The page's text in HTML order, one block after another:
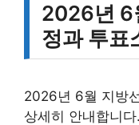
2026년 6
정과 투표
2026년 6월 지방
상세히 안내합니